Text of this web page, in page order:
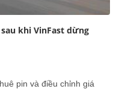
khi VinFast dừng
pin và điều chỉnh giá